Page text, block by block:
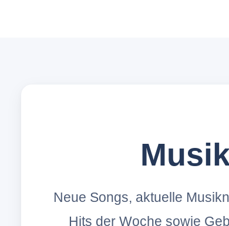
Neue Songs, aktuelle
Hits der Woche sowie